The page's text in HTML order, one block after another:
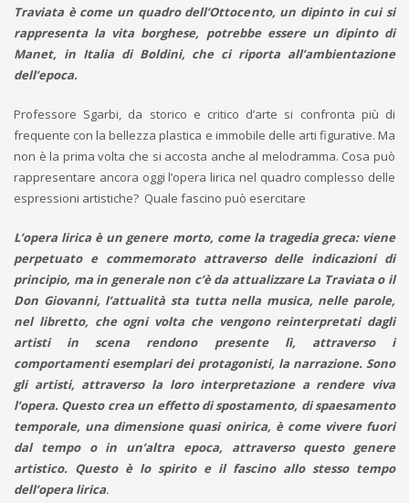
Traviata è come un quadro dell’Ottocento, un dipinto in cui si
rappresenta la vita borghese, potrebbe essere un dipinto di
Manet, in Italia di Boldini, che ci riporta all’ambientazione
dell’epoca.
Professore Sgarbi, da storico e critico d’arte si confronta più di
frequente con la bellezza plastica e immobile delle arti figurative. Ma
non è la prima volta che si accosta anche al melodramma. Cosa può
rappresentare ancora oggi l’opera lirica nel quadro complesso delle
espressioni artistiche? Quale fascino può esercitare
L’opera lirica è un genere morto, come la tragedia greca: viene
perpetuato e commemorato attraverso delle indicazioni di
principio, ma in generale non c’è da attualizzare La Traviata o il
Don Giovanni, l’attualità sta tutta nella musica, nelle parole,
nel libretto, che ogni volta che vengono reinterpretati dagli
artisti in scena rendono presente lì, attraverso i
comportamenti esemplari dei protagonisti, la narrazione. Sono
gli artisti, attraverso la loro interpretazione a rendere viva
l’opera. Questo crea un effetto di spostamento, di spaesamento
temporale, una dimensione quasi onirica, è come vivere fuori
dal tempo o in un’altra epoca, attraverso questo genere
artistico. Questo è lo spirito e il fascino allo stesso tempo
dell’opera lirica.